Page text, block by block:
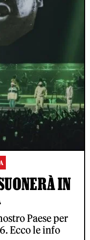
IN
Paese per
Ecco le info